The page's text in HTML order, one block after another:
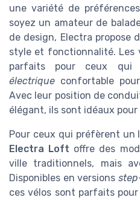
une variété de
soyez un amateur de
de design, Electra propose
style et fonctionnalité. Les
parfaits pour ceux qui
électrique confortable
Avec leur position de
élégant, ils sont idéaux
Pour ceux qui préfèrent un
Electra Loft offre des
ville traditionnels, mais
Disponibles en versions
ces vélos sont parfaits